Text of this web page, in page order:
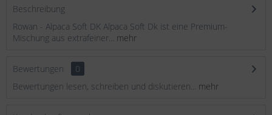
Beschreibung
Rowan - Alpaca Soft DK Alpaca Soft Dk ist eine Premium-
Mischung aus extrafeiner... mehr
Bewertungen
0
Bewertungen lesen, schreiben und diskutieren... mehr